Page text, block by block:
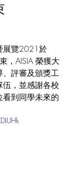
展覽2021於
AISIA 榮獲大
評審及頒獎工
，並感謝各校
到同學未來的